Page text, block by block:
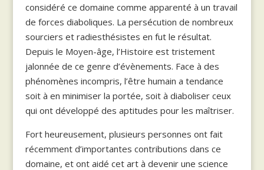
considéré ce domaine comme apparenté à un travail
de forces diaboliques. La persécution de nombreux
sourciers et radiesthésistes en fut le résultat.
Depuis le Moyen-âge, l’Histoire est tristement
jalonnée de ce genre d’évènements. Face à des
phénomènes incompris, l’être humain a tendance
soit à en minimiser la portée, soit à diaboliser ceux
qui ont développé des aptitudes pour les maîtriser.
Fort heureusement, plusieurs personnes ont fait
récemment d’importantes contributions dans ce
domaine, et ont aidé cet art à devenir une science